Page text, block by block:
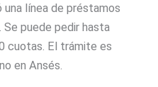
línea de préstamos
Se puede pedir hasta
cuotas. El trámite es
en Ansés.